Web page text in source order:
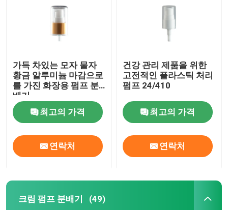
가득 차있는 모자 물자
황금 알루미늄 마감으로
를 가진 화장용 펌프 분
배기
최고의 가격
연락처
건강 관리 제품을 위한
고전적인 플라스틱 처리
펌프 24/410
최고의 가격
연락처
크림 펌프 분배기 (49)